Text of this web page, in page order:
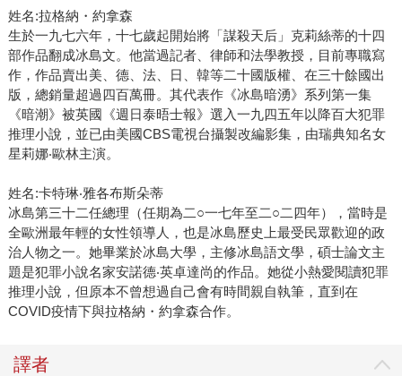
姓名:拉格納・約拿森
生於一九七六年，十七歲起開始將「謀殺天后」克莉絲蒂的十四
部作品翻成冰島文。他當過記者、律師和法學教授，目前專職寫
作，作品賣出美、德、法、日、韓等二十國版權、在三十餘國出
版，總銷量超過四百萬冊。其代表作《冰島暗湧》系列第一集
《暗潮》被英國《週日泰晤士報》選入一九四五年以降百大犯罪
推理小說，並已由美國CBS電視台攝製改編影集，由瑞典知名女
星莉娜‧歐林主演。
姓名:卡特琳‧雅各布斯朵蒂
冰島第三十二任總理（任期為二○一七年至二○二四年），當時是
全歐洲最年輕的女性領導人，也是冰島歷史上最受民眾歡迎的政
治人物之一。她畢業於冰島大學，主修冰島語文學，碩士論文主
題是犯罪小說名家安諾德‧英卓達尚的作品。她從小熱愛閱讀犯罪
推理小說，但原本不曾想過自己會有時間親自執筆，直到在
COVID疫情下與拉格納・約拿森合作。
譯者